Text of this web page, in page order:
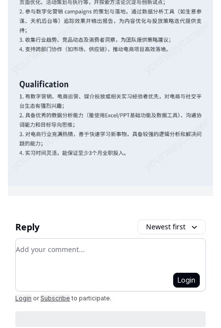
Reply Newest first
Add your comment
Login
Login or Subscribe to participate.